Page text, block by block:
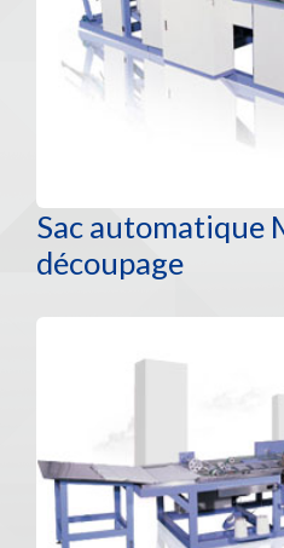
Sac automatique
découpage